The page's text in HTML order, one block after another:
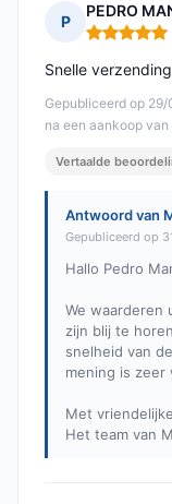
P
PEDRO
Gepubliceerd op
na een aankoop
Snelle
Vertaalde
Antwoord van
Gepubliceerd op
Hallo Pedro
We waarderen
zijn blij te
snelheid van
mening is zeer
Met
Het team van